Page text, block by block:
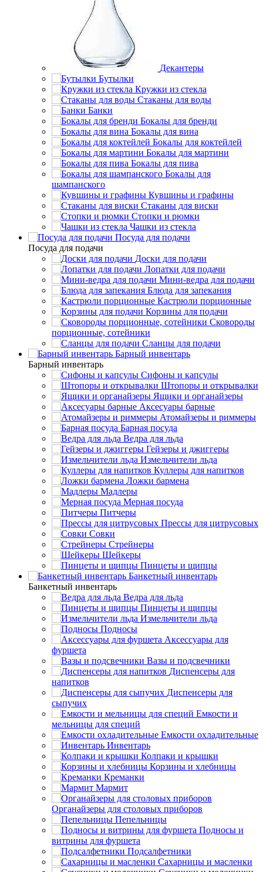
Декантеры
Бутылки
Кружки из стекла
Стаканы для воды
Банки
Бокалы для бренди
Бокалы для вина
Бокалы для коктейлей
Бокалы для мартини
Бокалы для пива
Бокалы для
шампанского
Кувшины и графины
Стаканы для виски
Стопки и рюмки
Чашки из стекла
Посуда для подачи
Посуда для подачи
Доски для подачи
Лопатки для подачи
Мини-ведра для подачи
Блюда для запекания
Кастрюли порционные
Корзины для подачи
Сковороды
порционные, сотейники
Сланцы для подачи
Барный инвентарь
Барный инвентарь
Сифоны и капсулы
Штопоры и открывалки
Ящики и органайзеры
Аксесуары барные
Атомайзеры и риммеры
Барная посуда
Ведра для льда
Гейзеры и джиггеры
Измельчители льда
Куллеры для напитков
Ложки бармена
Мадлеры
Мерная посуда
Питчеры
Прессы для цитрусовых
Совки
Стрейнеры
Шейкеры
Пинцеты и щипцы
Банкетный инвентарь
Банкетный инвентарь
Ведра для льда
Пинцеты и щипцы
Измельчители льда
Подносы
Аксессуары для
фуршета
Вазы и подсвечники
Диспенсеры для
напитков
Диспенсеры для
сыпучих
Емкости и
мельницы для специй
Емкости охладительные
Инвентарь
Колпаки и крышки
Корзины и хлебницы
Креманки
Мармит
Органайзеры для столовых приборов
Пепельницы
Подносы и
витрины для фуршета
Подсалфетники
Сахарницы и масленки